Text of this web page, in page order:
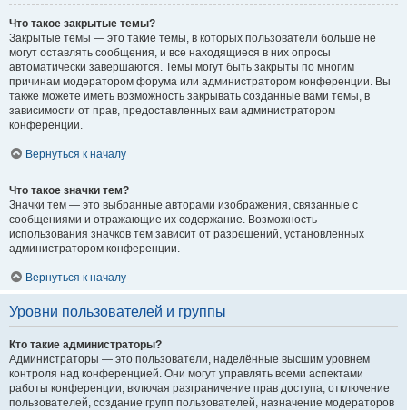
Что такое закрытые темы?
Закрытые темы — это такие темы, в которых пользователи больше не
могут оставлять сообщения, и все находящиеся в них опросы
автоматически завершаются. Темы могут быть закрыты по многим
причинам модератором форума или администратором конференции. Вы
также можете иметь возможность закрывать созданные вами темы, в
зависимости от прав, предоставленных вам администратором
конференции.
Вернуться к началу
Что такое значки тем?
Значки тем — это выбранные авторами изображения, связанные с
сообщениями и отражающие их содержание. Возможность
использования значков тем зависит от разрешений, установленных
администратором конференции.
Вернуться к началу
Уровни пользователей и группы
Кто такие администраторы?
Администраторы — это пользователи, наделённые высшим уровнем
контроля над конференцией. Они могут управлять всеми аспектами
работы конференции, включая разграничение прав доступа, отключение
пользователей, создание групп пользователей, назначение модераторов